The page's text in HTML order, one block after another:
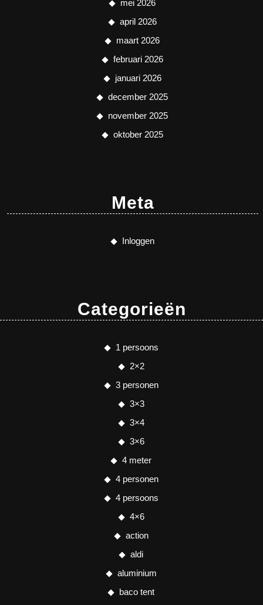
mei 2026
april 2026
maart 2026
februari 2026
januari 2026
december 2025
november 2025
oktober 2025
Meta
Inloggen
Categorieën
1 persoons
2×2
3 personen
3×3
3×4
3×6
4 meter
4 personen
4 persoons
4×6
action
aldi
aluminium
baco tent